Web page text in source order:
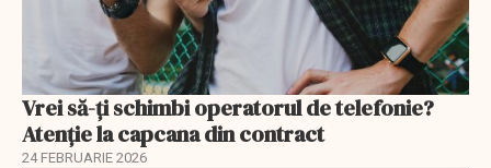
Vrei să-ți schimbi operatorul de telefonie?
Atenție la capcana din contract
24 FEBRUARIE 2026